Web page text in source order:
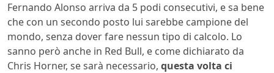
Fernando Alonso arriva da 5 podi consecutivi, e sa bene
che con un secondo posto lui sarebbe campione del
mondo, senza dover fare nessun tipo di calcolo. Lo
sanno però anche in Red Bull, e come dichiarato da
Chris Horner, se sarà necessario, questa volta ci